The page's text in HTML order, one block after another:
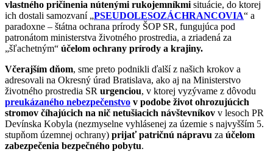
vlastného pričinenia nútenými rukojemníkmi situácie, do ktorej
ich dostali samozvaní „PSEUDOLESOZÁCHRANCOVIA“ a
paradoxne – štátna ochrana prírody ŠOP SR, fungujúca pod
patronátom ministerstva životného prostredia, a zriadená za
„šľachetným“ účelom ochrany prírody a krajiny.
Včerajším dňom, sme preto podnikli ďalší z našich krokov a
adresovali na Okresný úrad Bratislava, ako aj na Ministerstvo
životného prostredia SR urgenciou, v ktorej vyzývame z dôvodu
preukázaného nebezpečenstvo v podobe život ohrozujúcich
stromov číhajúcich na nič netušiacich návštevníkov v lesoch PR
Devínska Kobyla (nezmyselne vyhlásenej za územie s najvyšším 5.
stupňom územnej ochrany) prijať patričnú nápravu za účelom
zabezpečenia bezpečného pobytu.